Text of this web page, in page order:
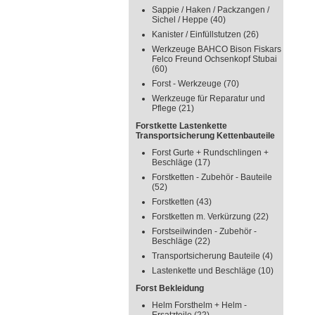
Sappie / Haken / Packzangen /
Sichel / Heppe (40)
Kanister / Einfüllstutzen (26)
Werkzeuge BAHCO Bison Fiskars
Felco Freund Ochsenkopf Stubai
(60)
Forst - Werkzeuge (70)
Werkzeuge für Reparatur und
Pflege (21)
Forstkette Lastenkette
Transportsicherung Kettenbauteile
Forst Gurte + Rundschlingen +
Beschläge (17)
Forstketten - Zubehör - Bauteile
(52)
Forstketten (43)
Forstketten m. Verkürzung (22)
Forstseilwinden - Zubehör -
Beschläge (22)
Transportsicherung Bauteile (4)
Lastenkette und Beschläge (10)
Forst Bekleidung
Helm Forsthelm + Helm -